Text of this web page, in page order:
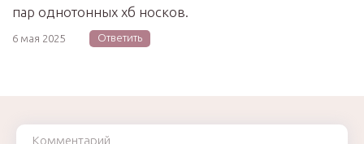
пар однотонных хб носков.
6 мая 2025 Ответить
Комментарий